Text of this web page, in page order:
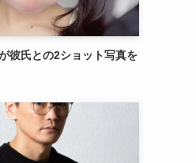
彼氏との2ショット写真を